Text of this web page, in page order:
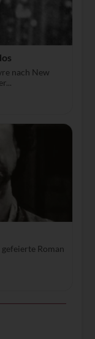
nach New
Roman